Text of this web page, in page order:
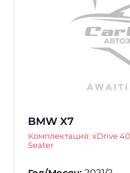
BMW X7
Комплектация: xDrive
Seater